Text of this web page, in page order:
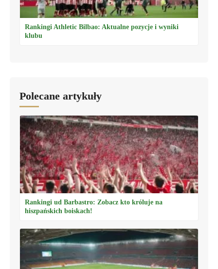
Rankingi Athletic Bilbao: Aktualne pozycje i wyniki
klubu
Polecane artykuły
Rankingi ud Barbastro: Zobacz kto króluje na
hiszpańskich boiskach!